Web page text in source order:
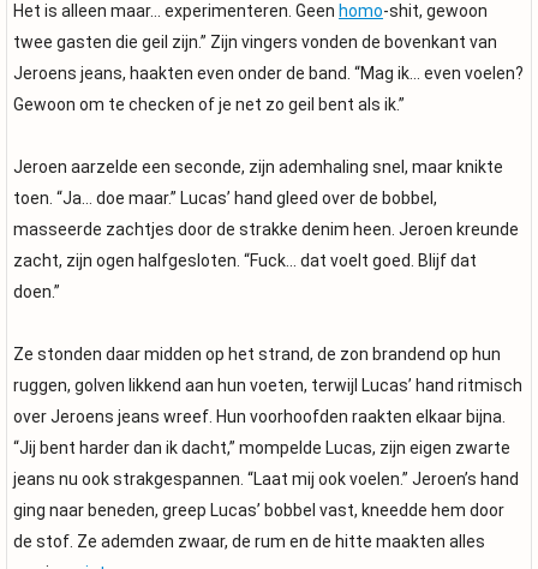
Het is alleen maar… experimenteren. Geen homo-shit, gewoon
twee gasten die geil zijn.” Zijn vingers vonden de bovenkant van
Jeroens jeans, haakten even onder de band. “Mag ik… even voelen?
Gewoon om te checken of je net zo geil bent als ik.”
Jeroen aarzelde een seconde, zijn ademhaling snel, maar knikte
toen. “Ja… doe maar.” Lucas’ hand gleed over de bobbel,
masseerde zachtjes door de strakke denim heen. Jeroen kreunde
zacht, zijn ogen halfgesloten. “Fuck… dat voelt goed. Blijf dat
doen.”
Ze stonden daar midden op het strand, de zon brandend op hun
ruggen, golven likkend aan hun voeten, terwijl Lucas’ hand ritmisch
over Jeroens jeans wreef. Hun voorhoofden raakten elkaar bijna.
“Jij bent harder dan ik dacht,” mompelde Lucas, zijn eigen zwarte
jeans nu ook strakgespannen. “Laat mij ook voelen.” Jeroen’s hand
ging naar beneden, greep Lucas’ bobbel vast, kneedde hem door
de stof. Ze ademden zwaar, de rum en de hitte maakten alles